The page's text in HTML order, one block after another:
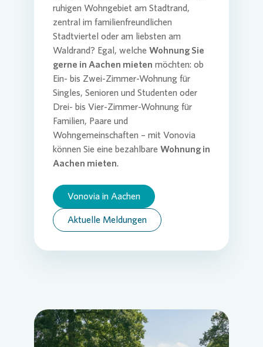
ruhigen Wohngebiet am Stadtrand,
zentral im familienfreundlichen
Stadtviertel oder am liebsten am
Waldrand? Egal, welche Wohnung Sie
gerne in Aachen mieten möchten: ob
Ein- bis Zwei-Zimmer-Wohnung für
Singles, Senioren und Studenten oder
Drei- bis Vier-Zimmer-Wohnung für
Familien, Paare und
Wohngemeinschaften – mit Vonovia
können Sie eine bezahlbare Wohnung in
Aachen mieten.
Vonovia in Aachen
Aktuelle Meldungen